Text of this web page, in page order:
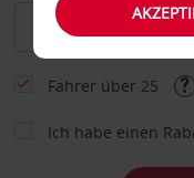
Fahrer über 25
Ich habe einen